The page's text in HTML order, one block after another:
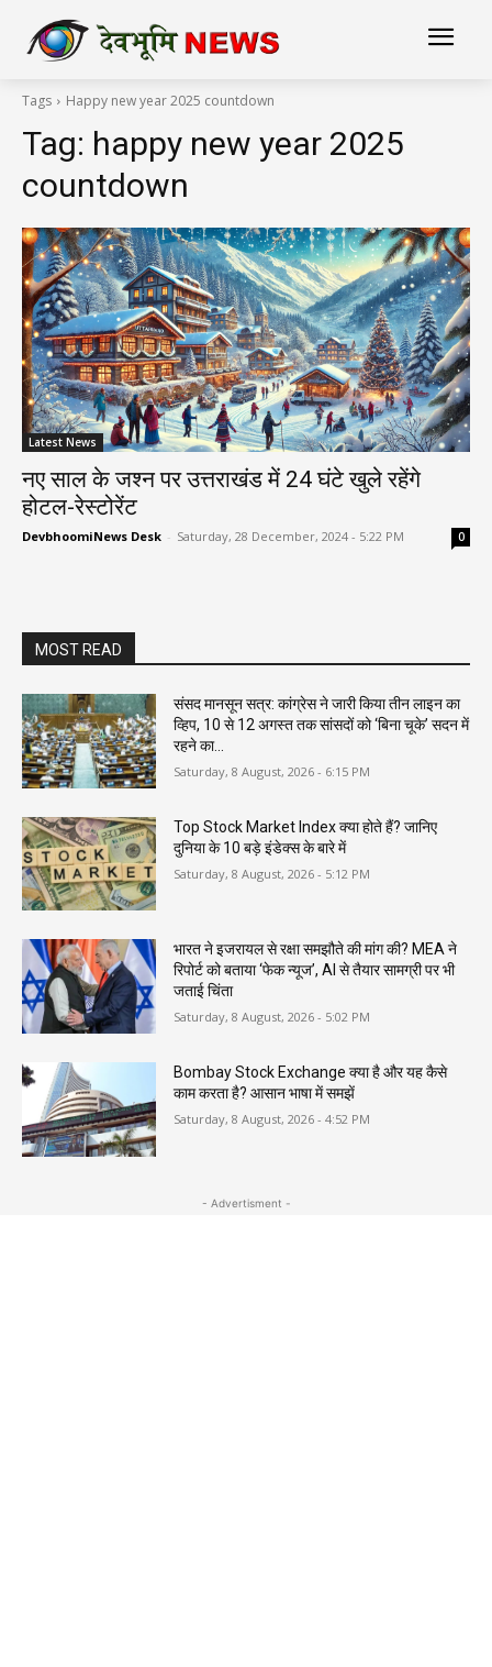
Tags Happy new year 2025 countdown
Tag: happy new year 2025
countdown
Latest News
नए साल के जश्न पर उत्तराखंड में 24 घंटे खुले रहेंगे
होटल-रेस्टोरेंट
DevbhoomiNews Desk - Saturday, 28 December, 2024 - 5:22 PM 0
MOST READ
संसद मानसून सत्र: कांग्रेस ने जारी किया तीन लाइन का
व्हिप, 10 से 12 अगस्त तक सांसदों को ‘बिना चूके’ सदन में
रहने का...
Saturday, 8 August, 2026 - 6:15 PM
Top Stock Market Index क्या होते हैं? जानिए
दुनिया के 10 बड़े इंडेक्स के बारे में
Saturday, 8 August, 2026 - 5:12 PM
भारत ने इजरायल से रक्षा समझौते की मांग की? MEA ने
रिपोर्ट को बताया ‘फेक न्यूज’, AI से तैयार सामग्री पर भी
जताई चिंता
Saturday, 8 August, 2026 - 5:02 PM
Bombay Stock Exchange क्या है और यह कैसे
काम करता है? आसान भाषा में समझें
Saturday, 8 August, 2026 - 4:52 PM
- Advertisment -